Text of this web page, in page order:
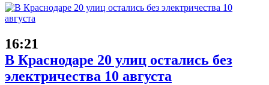
16:21
В Краснодаре 20 улиц остались без
электричества 10 августа